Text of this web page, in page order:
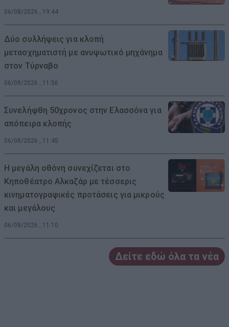
06/08/2026 , 19:44
Δύο συλλήψεις για κλοπή
μετασχηματιστή με ανυψωτικό μηχάνημα
στον Τύρναβο
06/08/2026 , 11:56
Συνελήφθη 50χρονος στην Ελασσόνα για
απόπειρα κλοπής
06/08/2026 , 11:45
Η μεγάλη οθόνη συνεχίζεται στο
Κηποθέατρο Αλκαζάρ με τέσσερις
κινηματογραφικές προτάσεις για μικρούς
και μεγάλους
06/08/2026 , 11:10
Δείτε εδώ όλα τα νέα